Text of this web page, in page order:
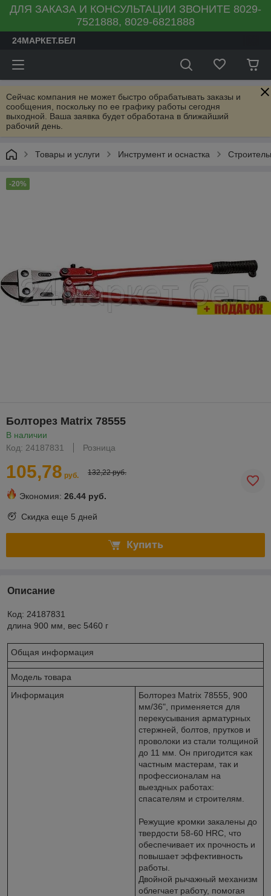
ДЛЯ ЗАКАЗА И КОНСУЛЬТАЦИИ ЗВОНИТЕ 8029-
7521888, 8029-6821888
24МАРКЕТ.БЕЛ
Сейчас компания не может быстро обрабатывать заказы и
сообщения, поскольку по ее графику работы сегодня
выходной. Ваша заявка будет обработана в ближайший
рабочий день.
Товары и услуги Инструмент и оснастка
-20%
Болторез Matrix 78555
В наличии
Код: 24187831
Розница
105,78 руб. 132,22 руб.
Экономия: 26.44 руб.
Скидка еще 5 дней
Купить
Описание
Код: 24187831
длина 900 мм, вес 5460 г
Общая информация
Модель товара
Информация
Болторез Matrix 78555, 900
мм/36", применяется для
перекусывания арматурных
стержней, болтов, прутков и
проволоки из стали толщиной
до 11 мм. Он пригодится как
частным мастерам, так и
профессионалам на
выездных работах:
спасателям и строителям.
Режущие кромки закалены до
твердости 58-60 HRC, что
обеспечивает их прочность и
повышает эффективность
работы.
Двойной рычажный механизм
облегчает работу, помогая